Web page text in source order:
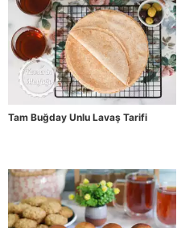
Tam Buğday Unlu Lavaş Tarifi